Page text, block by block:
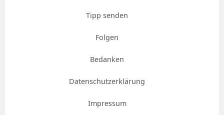
Tipp senden
Folgen
Bedanken
Datenschutzerklärung
Impressum